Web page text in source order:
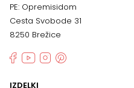
PE: Opremisidom
Cesta Svobode 31
8250 Brežice
IZDELKI